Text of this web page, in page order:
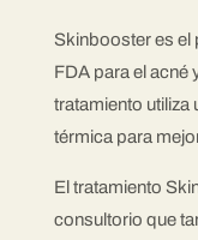
Skinbooster es el
FDA para el acné
tratamiento utiliza
térmica para
El tratamiento
consultorio que